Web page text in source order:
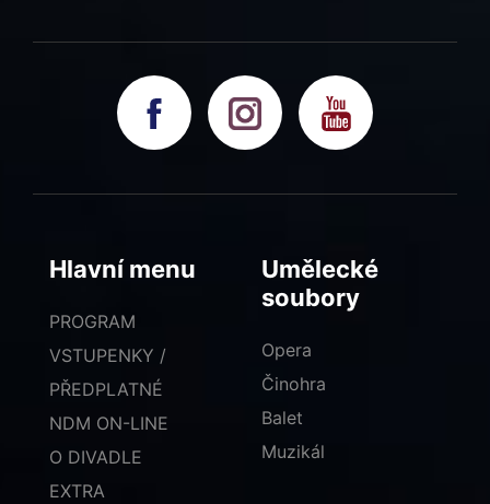
Hlavní menu
PROGRAM
VSTUPENKY /
PŘEDPLATNÉ
NDM ON-LINE
O DIVADLE
EXTRA
Umělecké
soubory
Opera
Činohra
Balet
Muzikál